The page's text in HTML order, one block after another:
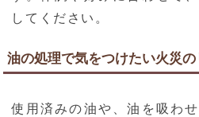
してください。
油の処理で気をつけたい火災の
使用済みの油や、油を吸わ